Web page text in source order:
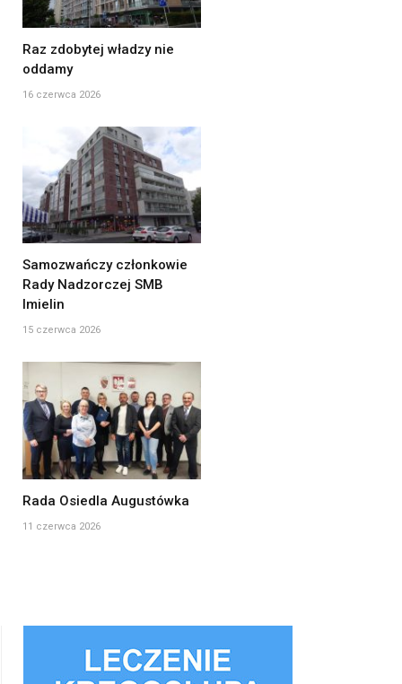
Raz zdobytej władzy nie
oddamy
16 czerwca 2026
Samozwańczy członkowie
Rady Nadzorczej SMB
Imielin
15 czerwca 2026
Rada Osiedla Augustówka
11 czerwca 2026